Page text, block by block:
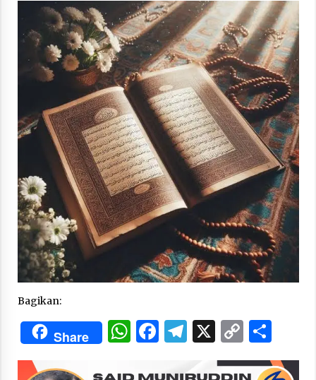
“One Piece”, Cara Barat Mengejar Mimpi
3 months ago
“Pohon Kehidupan”: Mati Dulu, Baru Hidup
3 months ago
“Manusia Digital”: Cerdas Lewat Sinyal
3 months ago
“Allahukrasi”: The Power of Management!
3 months ago
3 months ago
3 months ago
Bagikan:
Share WhatsApp
Facebook
Telegram
X Copy
Link